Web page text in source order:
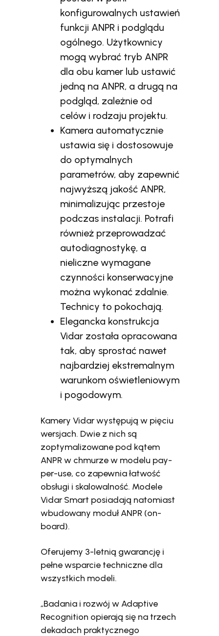
konfigurowalnych ustawień
funkcji ANPR i podglądu
ogólnego. Użytkownicy
mogą wybrać tryb ANPR
dla obu kamer lub ustawić
jedną na ANPR, a drugą na
podgląd, zależnie od
celów i rodzaju projektu.
Kamera automatycznie
ustawia się i dostosowuje
do optymalnych
parametrów, aby zapewnić
najwyższą jakość ANPR,
minimalizując przestoje
podczas instalacji. Potrafi
również przeprowadzać
autodiagnostykę, a
nieliczne wymagane
czynności konserwacyjne
można wykonać zdalnie.
Technicy to pokochają.
Elegancka konstrukcja
Vidar została opracowana
tak, aby sprostać nawet
najbardziej ekstremalnym
warunkom oświetleniowym
i pogodowym.
Kamery Vidar występują w pięciu
wersjach. Dwie z nich są
zoptymalizowane pod kątem
ANPR w chmurze w modelu pay-
per-use, co zapewnia łatwość
obsługi i skalowalność. Modele
Vidar Smart posiadają natomiast
wbudowany moduł ANPR (on-
board).
Oferujemy 3-letnią gwarancję i
pełne wsparcie techniczne dla
wszystkich modeli.
„Badania i rozwój w Adaptive
Recognition opierają się na trzech
dekadach praktycznego